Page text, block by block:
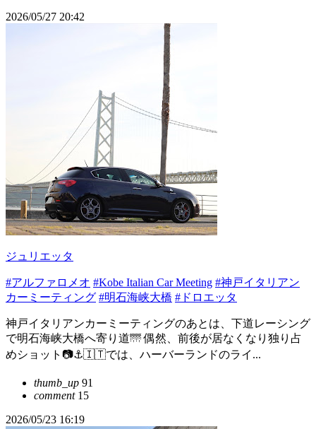
2026/05/27 20:42
ジュリエッタ
#アルファロメオ #Kobe Italian Car Meeting #神戸イタリアン
カーミーティング #明石海峡大橋 #ドロエッタ
神戸イタリアンカーミーティングのあとは、下道レーシング
で明石海峡大橋へ寄り道🌁 偶然、前後が居なくなり独り占
めショット📷⚓️🇮🇹では、ハーバーランドのライ...
thumb_up 91
comment15
2026/05/23 16:19